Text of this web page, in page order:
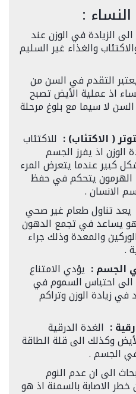
:
الزيادة في الوزن عند
والغذاء غير السليم
التقدم في السن من
اذ عملية الأيض تصبح
لا سيما مع بلوغ مرحلة
( الاكتئاب) : للاكتئاب
اذ يفرز الجسم
كبير عندما يتعرض المرء
الهرمون يتحكم في حفظ
الانسان.
يعد تناول طعام غير صحي
يساعد في تجمع الدهون
والمعدة وذلك جراء
.
الجسم : يؤدي الامتناع
الى احتباس السموم في
زيادة الوزن وتراكم
: الغدة الدرقية
وكذلك الى قلة الطاقة
في الجسم.
الى ان عدم النوم
الاصابة بالسمنة اذ هو